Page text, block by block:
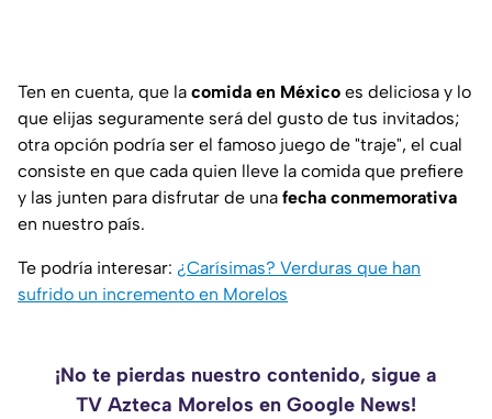
Ten en cuenta, que la comida en México es deliciosa y lo
que elijas seguramente será del gusto de tus invitados;
otra opción podría ser el famoso juego de "traje", el cual
consiste en que cada quien lleve la comida que prefiere
y las junten para disfrutar de una fecha conmemorativa
en nuestro país.
Te podría interesar: ¿Carísimas? Verduras que han
sufrido un incremento en Morelos
¡No te pierdas nuestro contenido, sigue a
TV Azteca Morelos en Google News!